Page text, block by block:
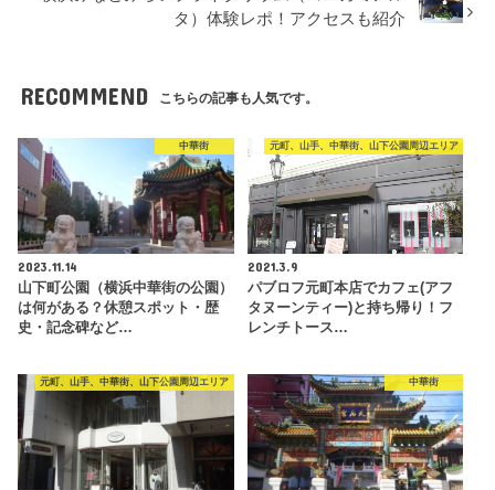
タ）体験レポ！アクセスも紹介
RECOMMEND こちらの記事も人気です。
中華街
2023.11.14
山下町公園（横浜中華街の公園）
は何がある？休憩スポット・歴
史・記念碑など…
元町、山手、中華街、山下公園周辺エリア
2021.3.9
パブロフ元町本店でカフェ(アフ
タヌーンティー)と持ち帰り！フ
レンチトース…
元町、山手、中華街、山下公園周辺エリア 中華街